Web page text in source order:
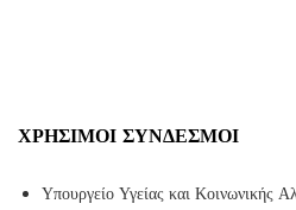
ΧΡΉΣΙΜΟΙ ΣΎΝΔΕΣΜΟΙ
Υπουργείο Υγείας και Κοινωνικής